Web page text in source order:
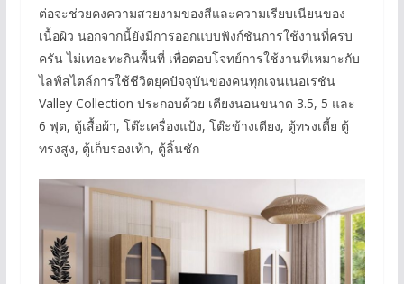
ต่อจะช่วยคงความสวยงามของสีและความเรียบเนียนของ
เนื้อผิว นอกจากนี้ยังมีการออกแบบฟังก์ชันการใช้งานที่ครบ
ครัน ไม่เทอะทะกินพื้นที่ เพื่อตอบโจทย์การใช้งานที่เหมาะกับ
ไลฟ์สไตล์การใช้ชีวิตยุคปัจจุบันของคนทุกเจนเนอเรชัน
Valley Collection ประกอบด้วย เตียงนอนขนาด 3.5, 5 และ
6 ฟุต, ตู้เสื้อผ้า, โต๊ะเครื่องแป้ง, โต๊ะข้างเตียง, ตู้ทรงเตี้ย ตู้
ทรงสูง, ตู้เก็บรองเท้า, ตู้ลิ้นชัก